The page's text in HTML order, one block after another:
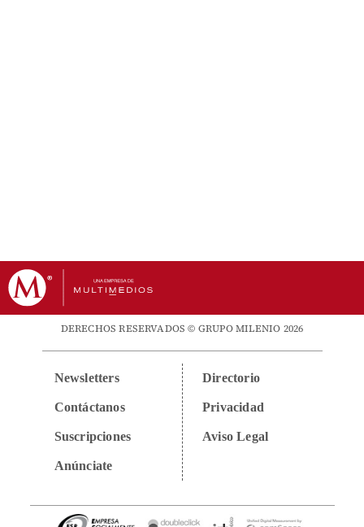
DERECHOS RESERVADOS © GRUPO MILENIO 2026
Newsletters
Contáctanos
Suscripciones
Anúnciate
Directorio
Privacidad
Aviso Legal